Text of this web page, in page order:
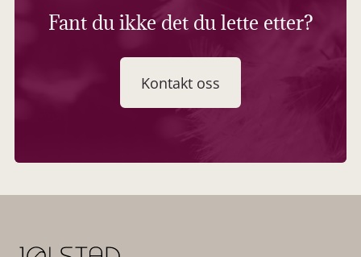
Fant du ikke det du lette etter?
Kontakt oss